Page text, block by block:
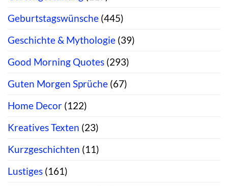
Geburtstagswünsche (445)
Geschichte & Mythologie (39)
Good Morning Quotes (293)
Guten Morgen Sprüche (67)
Home Decor (122)
Kreatives Texten (23)
Kurzgeschichten (11)
Lustiges (161)